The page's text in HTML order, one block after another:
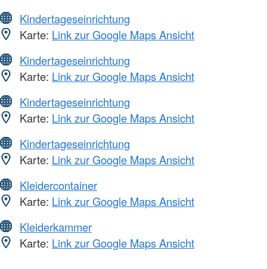
Kindertageseinrichtung
Karte: Link zur Google Maps Ansicht
Kindertageseinrichtung
Karte: Link zur Google Maps Ansicht
Kindertageseinrichtung
Karte: Link zur Google Maps Ansicht
Kindertageseinrichtung
Karte: Link zur Google Maps Ansicht
Kleidercontainer
Karte: Link zur Google Maps Ansicht
Kleiderkammer
Karte: Link zur Google Maps Ansicht